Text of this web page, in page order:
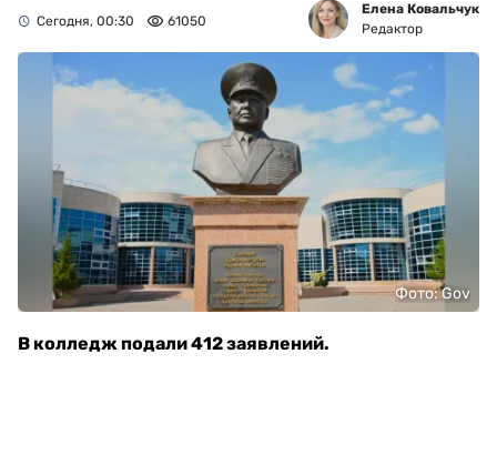
Сегодня, 00:30 61050
Елена Ковальчук
Редактор
Фото: Gov
В колледж подали 412 заявлений.